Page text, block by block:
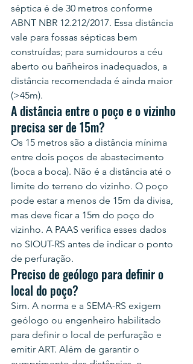
séptica é de 30 metros conforme
ABNT NBR 12.212/2017. Essa distância
vale para fossas sépticas bem
construídas; para sumidouros a céu
aberto ou bañheiros inadequados, a
distância recomendada é ainda maior
(>45m).
A distância entre o poço e o vizinho
precisa ser de 15m?
Os 15 metros são a distância mínima
entre dois poços de abastecimento
(boca a boca). Não é a distância até o
limite do terreno do vizinho. O poço
pode estar a menos de 15m da divisa,
mas deve ficar a 15m do poço do
vizinho. A PAAS verifica esses dados
no SIOUT-RS antes de indicar o ponto
de perfuração.
Preciso de geólogo para definir o
local do poço?
Sim. A norma e a SEMA-RS exigem
geólogo ou engenheiro habilitado
para definir o local de perfuração e
emitir ART. Além de garantir o